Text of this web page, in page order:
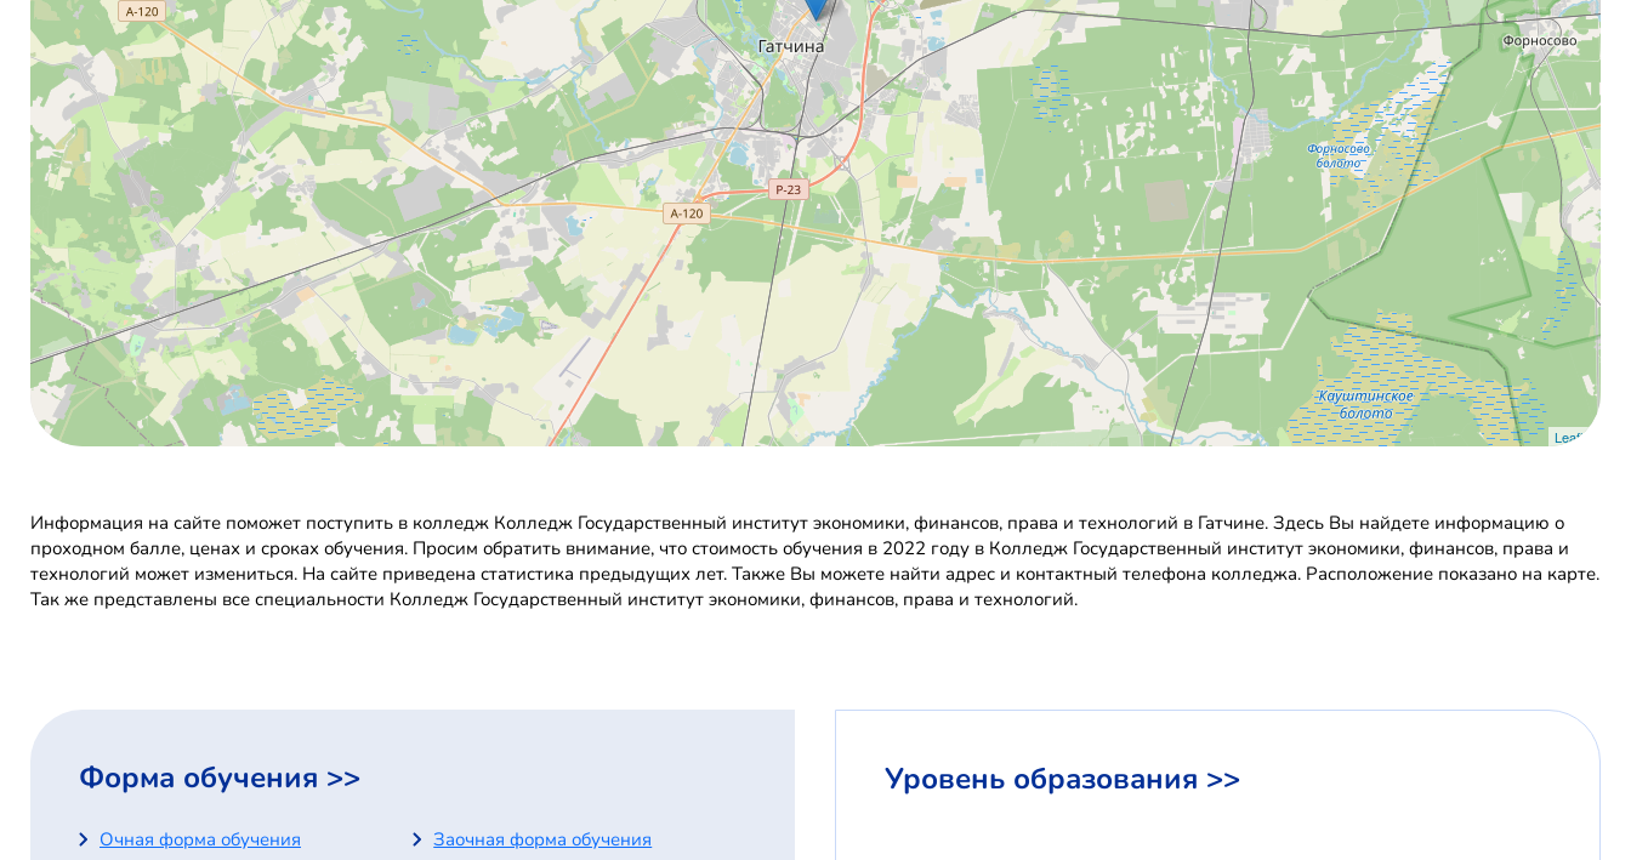
Leaflet
Информация на сайте поможет поступить в колледж Колледж Государственный институт экономики, финансов, права и технологий в Гатчине. Здесь Вы найдете информацию о
проходном балле, ценах и сроках обучения. Просим обратить внимание, что стоимость обучения в 2022 году в Колледж Государственный институт экономики, финансов, права и
технологий может измениться. На сайте приведена статистика предыдущих лет. Также Вы можете найти адрес и контактный телефона колледжа. Расположение показано на карте.
Так же представлены все специальности Колледж Государственный институт экономики, финансов, права и технологий.
Форма обучения >>
Очная форма обучения Заочная форма обучения
Уровень образования >>